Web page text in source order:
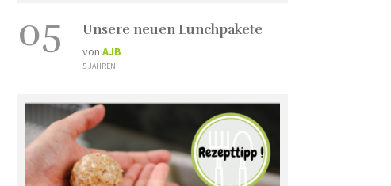
05 Unsere neuen Lunchpakete
von AJB
5 JAHREN